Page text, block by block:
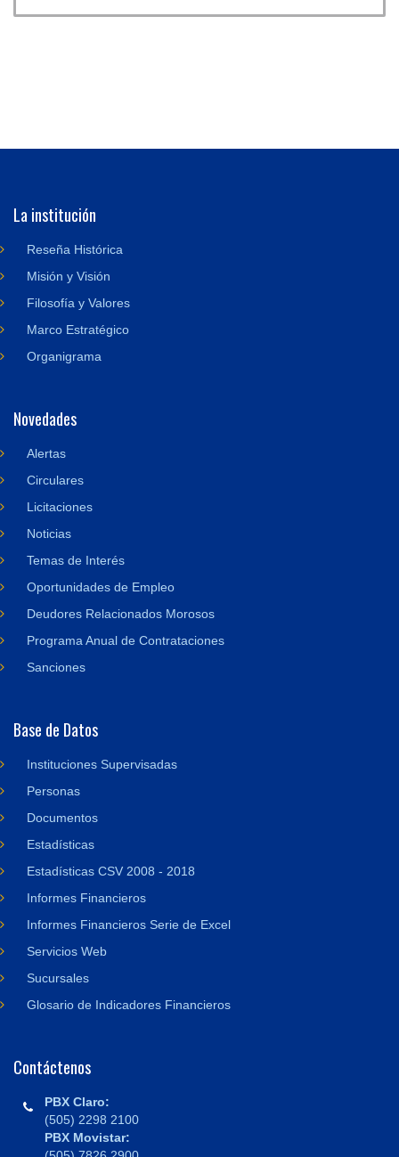
La institución
Reseña Histórica
Misión y Visión
Filosofía y Valores
Marco Estratégico
Organigrama
Novedades
Alertas
Circulares
Licitaciones
Noticias
Temas de Interés
Oportunidades de Empleo
Deudores Relacionados Morosos
Programa Anual de Contrataciones
Sanciones
Base de Datos
Instituciones Supervisadas
Personas
Documentos
Estadísticas
Estadísticas CSV 2008 - 2018
Informes Financieros
Informes Financieros Serie de Excel
Servicios Web
Sucursales
Glosario de Indicadores Financieros
Contáctenos
PBX Claro:
(505) 2298 2100
PBX Movistar: